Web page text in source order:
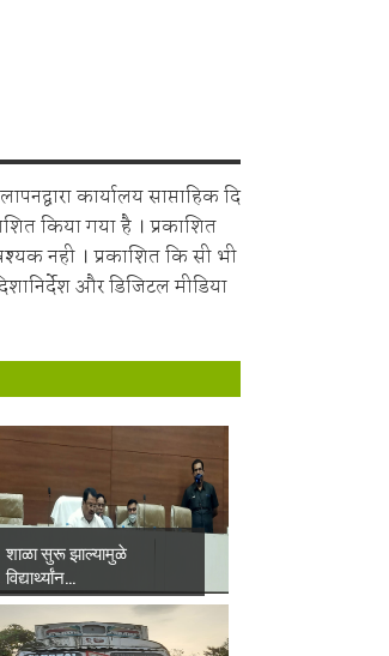
कार्यालय साप्ताहिक दि
किया गया है । प्रकाशित
नही । प्रकाशित कि सी भी
और डिजिटल मीडिया
शाळा सुरू झाल्यामुळे
विद्यार्थ्यांन...